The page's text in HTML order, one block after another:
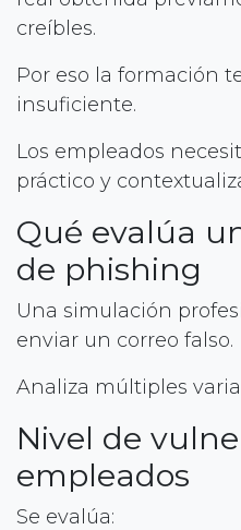
creíbles.
Por eso la formación
insuficiente.
Los empleados
práctico y
Qué evalúa
de phishing
Una simulación
enviar un correo falso.
Analiza múltiples
Nivel de
empleados
Se evalúa: